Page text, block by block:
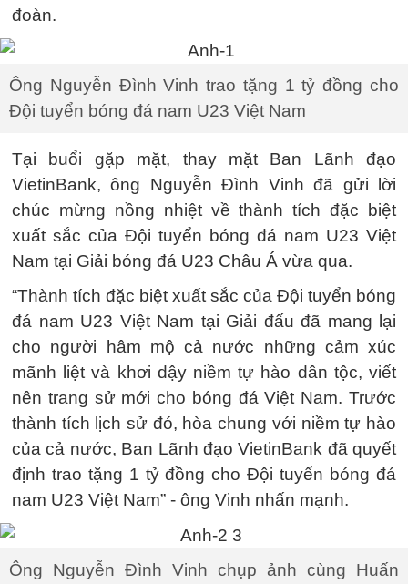
đoàn.
Ông Nguyễn Đình Vinh trao tặng 1 tỷ đồng cho
Đội tuyển bóng đá nam U23 Việt Nam
Tại buổi gặp mặt, thay mặt Ban Lãnh đạo
VietinBank, ông Nguyễn Đình Vinh đã gửi lời
chúc mừng nồng nhiệt về thành tích đặc biệt
xuất sắc của Đội tuyển bóng đá nam U23 Việt
Nam tại Giải bóng đá U23 Châu Á vừa qua.
“Thành tích đặc biệt xuất sắc của Đội tuyển bóng
đá nam U23 Việt Nam tại Giải đấu đã mang lại
cho người hâm mộ cả nước những cảm xúc
mãnh liệt và khơi dậy niềm tự hào dân tộc, viết
nên trang sử mới cho bóng đá Việt Nam. Trước
thành tích lịch sử đó, hòa chung với niềm tự hào
của cả nước, Ban Lãnh đạo VietinBank đã quyết
định trao tặng 1 tỷ đồng cho Đội tuyển bóng đá
nam U23 Việt Nam” - ông Vinh nhấn mạnh.
Ông Nguyễn Đình Vinh chụp ảnh cùng Huấn